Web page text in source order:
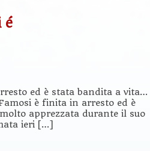
é
ed è stata bandita a vita…
è finita in arresto ed è
apprezzata durante il suo
ieri […]